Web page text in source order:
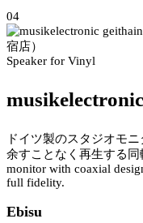
04
Speaker for Vinyl
ドイツ製のスタジオモ
余すことなく再生する同
monitor with coaxial
full fidelity.
Ebisu